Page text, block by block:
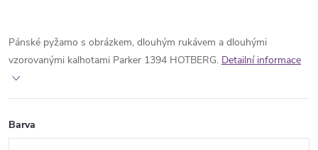
Pánské pyžamo s obrázkem, dlouhým rukávem a dlouhými
vzorovanými kalhotami Parker 1394 HOTBERG. Detailní informace
Barva